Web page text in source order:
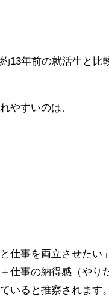
13年前の就活生と比
やすいのは、
仕事を両立させたい
仕事の納得感（やり
いると推察されます。